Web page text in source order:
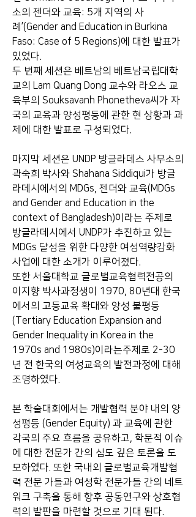
소의 젠더와 교육: 5개 지역의 사
례’(Gender and Education in Burkina
Faso: Case of 5 Regions)에 대한 발표가
있었다.
두 번째 세션은 베트남의 베트남국립대학
교의 Lam Quang Dong 교수와 라오스 교
육부의 Souksavanh Phonetheva씨가 자
국의 교육과 양성평등에 관한 현 상황과 과
제에 대한 발표로 구성되었다.
마지막 세션은 UNDP 방글라데스 사무소의
곽숙희 박사와 Shahana Siddiqui가 방글
라데시에서의 MDGs, 젠더와 교육(MDGs
and Gender and Education in the
context of Bangladesh)이라는 주제로
방글라데시에서 UNDP가 추진하고 있는
MDGs 달성을 위한 다양한 여성역량강화
사업에 대한 소개가 이루어졌다.
또한 서울대학교 글로벌교육협력전공의
이지향 박사과정생이 1970, 80년대 한국
에서의 고등교육 확대와 양성 불평등
(Tertiary Education Expansion and
Gender Inequality in Korea in the
1970s and 1980s)이라는주제로 2-30
년 전 한국의 여성교육의 발전과정에 대해
조명하였다.
본 학술대회에서는 개발협력 분야 내의 양
성평등 (Gender Equity) 과 교육에 관한
각국의 주요 흐름을 공유하고, 학문적 이슈
에 대한 전문가 간의 심도 깊은 토론을 도
모하였다. 또한 국내외 글로벌교육개발협
력 전문 가들과 여성학 전문가들 간의 네트
워크 구축을 통해 향후 공동연구와 상호협
력의 발판을 마련할 것으로 기대 된다.